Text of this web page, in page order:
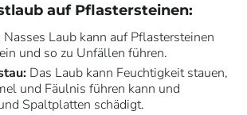
auf Pflastersteinen:
Nasses Laub kann auf Pflastersteinen
und so zu Unfällen führen.
Das Laub kann Feuchtigkeit stauen,
und Fäulnis führen kann und
Spaltplatten schädigt.